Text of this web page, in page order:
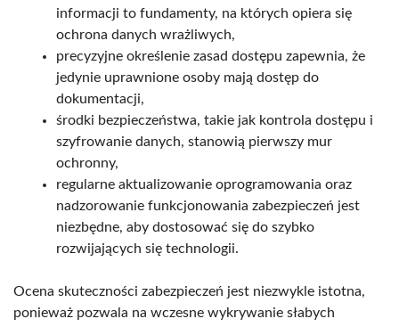
informacji to fundamenty, na których opiera się
ochrona danych wrażliwych,
precyzyjne określenie zasad dostępu zapewnia, że
jedynie uprawnione osoby mają dostęp do
dokumentacji,
środki bezpieczeństwa, takie jak kontrola dostępu i
szyfrowanie danych, stanowią pierwszy mur
ochronny,
regularne aktualizowanie oprogramowania oraz
nadzorowanie funkcjonowania zabezpieczeń jest
niezbędne, aby dostosować się do szybko
rozwijających się technologii.
Ocena skuteczności zabezpieczeń jest niezwykle istotna,
ponieważ pozwala na wczesne wykrywanie słabych